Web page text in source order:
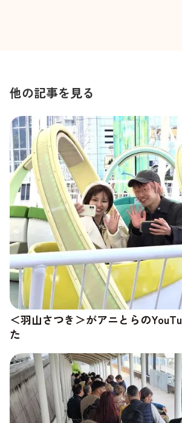
他の記事を見る
＜羽山さつき＞がアニとらの
た